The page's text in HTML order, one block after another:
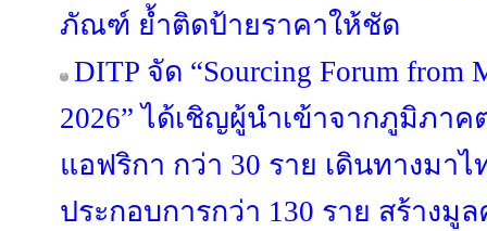
ภัณฑ์ ย้ำติดป้ายราคาให้ชัด
DITP จัด “Sourcing Forum from
2026” ได้เชิญผู้นำเข้าจากภูมิภาค
แอฟริกา กว่า 30 ราย เดินทางมา
ประกอบการกว่า 130 ราย สร้างมู